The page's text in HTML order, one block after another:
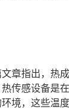
章指出，热
传感设备是
境，这些温